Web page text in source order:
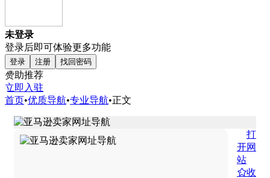
未登录
登录后即可体验更多功能
登录 注册 找回密码
赞助推荐
立即入驻
首页•优质导航•专业导航•正文
打
开网
站
收